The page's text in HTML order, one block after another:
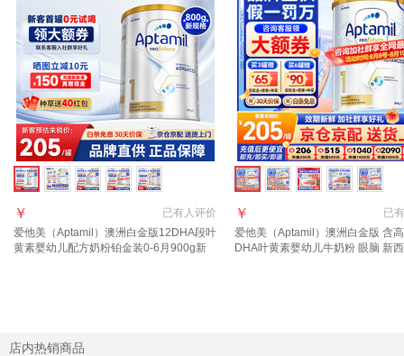
已有人评价
￥
爱他美（Aptamil）澳洲白金版12DHA段叶
黄素婴幼儿配方奶粉铂金装0-6月900g新
已有
￥
爱他美（Aptamil）澳洲白金版 含
DHA叶黄素婴幼儿牛奶粉 眼脑 新
店内热销商品